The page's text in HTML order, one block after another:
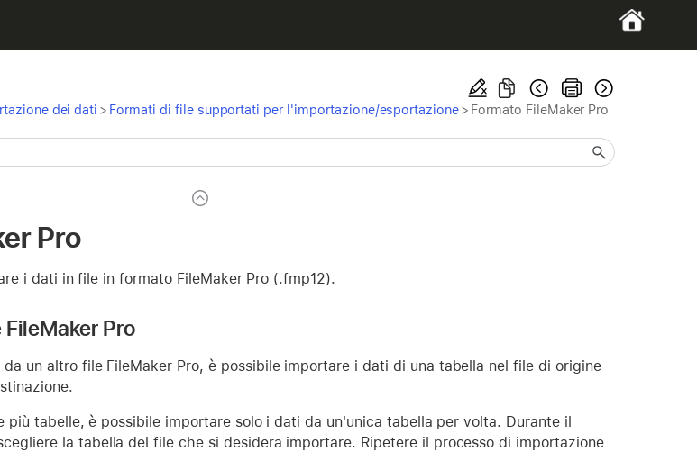
dei dati > Formati di file supportati per l'importazione/esportazione> Formato FileMaker Pro
Pro
i dati in file in formato FileMaker Pro (.fmp12).
Pro
un altro file FileMaker Pro, è possibile importare i dati di una tabella nel file di origine
più tabelle, è possibile importare solo i dati da un'unica tabella per volta. Durante il
la tabella del file che si desidera importare. Ripetere il processo di importazione